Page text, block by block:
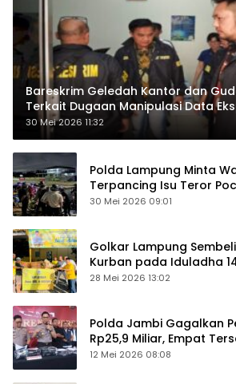
Bareskrim Geledah Kantor dan
Terkait Dugaan Manipulasi Data
30 Mei 2026 11:32
Polda Lampung Minta
Terpancing Isu Teror
Keamanan Ditingkatkan
30 Mei 2026 09:01
Golkar Lampung
Kurban pada Iduladha
28 Mei 2026 13:02
Polda Jambi Gagalkan
Rp25,9 Miliar, Empat
12 Mei 2026 08:08